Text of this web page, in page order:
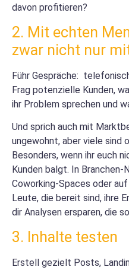
davon profitieren?
2. Mit echten
zwar nicht nur
Führ Gespräche:
Frag potenzielle Kunden,
ihr Problem sprechen und
Und sprich auch mit
ungewohnt, aber viele sind
Besonders, wenn ihr euch
Kunden balgt. In
Coworking-Spaces oder
Leute, die bereit sind, ihre
dir Analysen ersparen, die
3. Inhalte testen
Erstell gezielt Posts,